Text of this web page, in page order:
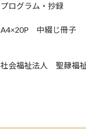
プログラム・抄録
A4×20P 中綴じ冊子
社会福祉法人 聖隷福